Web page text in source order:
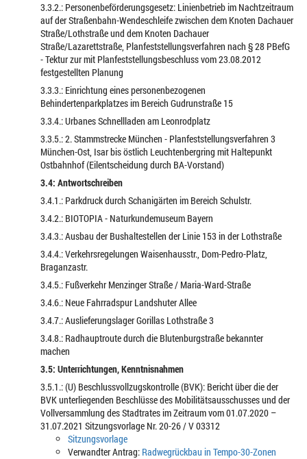
3.3.2.: Personenbeförderungsgesetz: Linienbetrieb im Nachtzeitraum
auf der Straßenbahn-Wendeschleife zwischen dem Knoten Dachauer
Straße/Lothstraße und dem Knoten Dachauer
Straße/Lazarettstraße, Planfeststellungsverfahren nach § 28 PBefG
- Tektur zur mit Planfeststellungsbeschluss vom 23.08.2012
festgestellten Planung
3.3.3.: Einrichtung eines personenbezogenen
Behindertenparkplatzes im Bereich Gudrunstraße 15
3.3.4.: Urbanes Schnellladen am Leonrodplatz
3.3.5.: 2. Stammstrecke München - Planfeststellungsverfahren 3
München-Ost, Isar bis östlich Leuchtenbergring mit Haltepunkt
Ostbahnhof (Eilentscheidung durch BA-Vorstand)
3.4: Antwortschreiben
3.4.1.: Parkdruck durch Schanigärten im Bereich Schulstr.
3.4.2.: BIOTOPIA - Naturkundemuseum Bayern
3.4.3.: Ausbau der Bushaltestellen der Linie 153 in der Lothstraße
3.4.4.: Verkehrsregelungen Waisenhausstr., Dom-Pedro-Platz,
Braganzastr.
3.4.5.: Fußverkehr Menzinger Straße / Maria-Ward-Straße
3.4.6.: Neue Fahrradspur Landshuter Allee
3.4.7.: Auslieferungslager Gorillas Lothstraße 3
3.4.8.: Radhauptroute durch die Blutenburgstraße bekannter
machen
3.5: Unterrichtungen, Kenntnisnahmen
3.5.1.: (U) Beschlussvollzugskontrolle (BVK): Bericht über die der
BVK unterliegenden Beschlüsse des Mobilitätsausschusses und der
Vollversammlung des Stadtrates im Zeitraum vom 01.07.2020 –
31.07.2021 Sitzungsvorlage Nr. 20-26 / V 03312
Sitzungsvorlage
Verwandter Antrag: Radwegrückbau in Tempo-30-Zonen